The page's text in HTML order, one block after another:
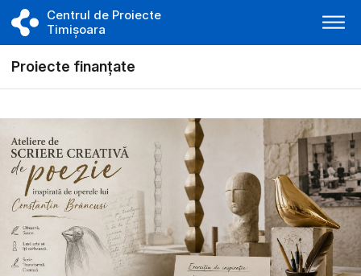
Centrul de Proiecte
Timișoara
Proiecte finanțate